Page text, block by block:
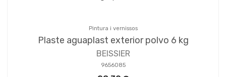
Pintura i vernissos
Plaste aguaplast exterior polvo 6 kg
BEISSIER
9656085